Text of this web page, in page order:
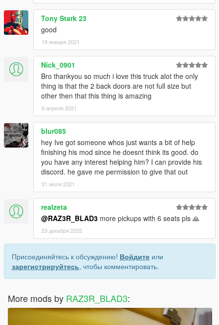
Tony Stark 23
good
19 января 2021
Nick_0901
Bro thankyou so much i love this truck alot the only
thing is that the 2 back doors are not full size but
other then that this thing is amazing
9 апреля 2021
blur085
hey Ive got someone whos just wants a bit of help
finishing his mod since he doesnt think its good. do
you have any interest helping him? I can provide his
discord. he gave me permission to give that out
31 июля 2021
realzeta
@RAZ3R_BLAD3 more pickups with 6 seats pls 🙏
23 декабря 2025
Присоединяйтесь к обсуждению! Войдите или
зарегистрируйтесь, чтобы комментировать.
More mods by RAZ3R_BLAD3: